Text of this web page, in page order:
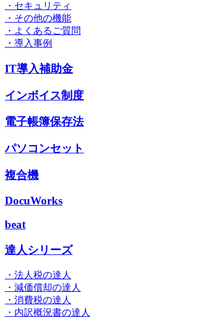
・セキュリティ
・その他の機能
・よくあるご質問
・導入事例
IT導入補助金
インボイス制度
電子帳簿保存法
パソコンセット
複合機
DocuWorks
beat
達人シリーズ
・法人税の達人
・減価償却の達人
・消費税の達人
・内訳概況書の達人